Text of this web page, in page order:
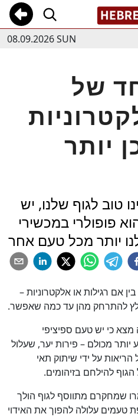
08.09.2026 SUN
של
יותר
טוב לגוף שלנו, יש
פופולרי במכשירי
יותר מכל טעם אחר
אם רגילות או אלקטרוניות –
להתרחק מהן עד כמה שאפשר.
כי יש טעם ספיציפי
יותר מכולם – פירות יער, שעלול
על ידי שיתוק תאי
להילחם בזיהומים.
שמחקרם מתווסף לגוף הולך
טעמים עלולה להפוך את האידוי